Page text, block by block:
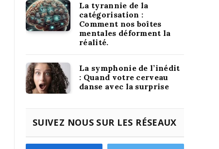
La tyrannie de la
catégorisation :
Comment nos boîtes
mentales déforment la
réalité.
La symphonie de l’inédit
: Quand votre cerveau
danse avec la surprise
SUIVEZ NOUS SUR LES RÉSEAUX